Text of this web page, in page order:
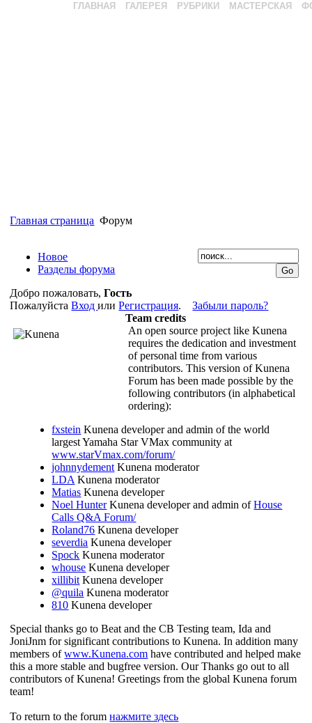
ГЛАВНАЯ ГАЛЕРЕЯ РУБРИКИ МАСТЕРСКАЯ
Главная страница Форум
Новое
Разделы форума
Добро пожаловать,Гость
ПожалуйстаВходилиРегистрация.Забыли пароль?
Team credits
An open source project like Kunena
requires the dedication and investment
of personal time from various
contributors. This version of Kunena
Forum has been made possible by the
following contributors (in alphabetical
ordering):
fxstein Kunena developer and admin of the world
largest Yamaha Star VMax community at
www.starVmax.com/forum/
johnnydement Kunena moderator
LDA Kunena moderator
Matias Kunena developer
Noel HunterKunena developer and admin ofHouse
Calls Q&A Forum/
Roland76 Kunena developer
severdia Kunena developer
Spock Kunena moderator
whouse Kunena developer
xillibit Kunena developer
@quila Kunena moderator
810 Kunena developer
Special thanks go to Beat and the CB Testing team, Ida and
JoniJnm for significant contributions to Kunena. In addition many
members ofwww.Kunena.com have contributed and helped make
this a more stable and bugfree version. Our Thanks go out to all
contributors of Kunena! Greetings from the global Kunena forum
team!
To return to the forumнажмите здесь